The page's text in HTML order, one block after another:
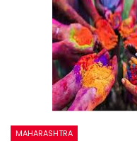
MAHARASHTRA